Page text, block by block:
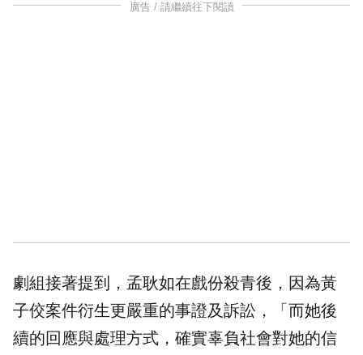
廣告 / 請繼續往下閱讀
劇組接著提到，孟耿如在戲份殺青後，因為黃
子佼案件衍生更嚴重的事證及訴訟，「而她後
續的回應與處理方式，確實辜負社會對她的信